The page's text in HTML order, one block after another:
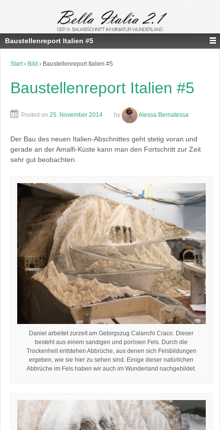
Baustellenreport Italien #5
Start › Bild › Baustellenreport Italien #5
Baustellenreport Italien #5
Posted on 25. November 2014 by Alessa Bernatessa
Der Bau des neuen Italien-Abschnittes geht stetig voran und
gerade an der Amalfi-Küste kann man den Fortschritt zur Zeit
sehr gut beobachten.
Daniel arbeitet zurzeit am Gebirgszug Calanchi Craco. Dieser
besteht aus einem sandigen und porösen Fels. Durch die
Trockenheit entstehen Abbrüche, aus denen sich Felsbildungen
ergeben, wie sie hier zu sehen sind. Einige dieser natürlichen
Abbrüche im Fels haben wir auch im Wunderland nachgebildet.